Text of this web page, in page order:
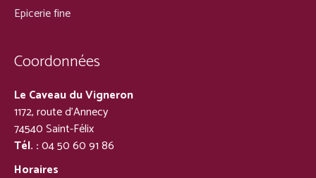
Epicerie fine
Coordonnées
Le Caveau du Vigneron
1172, route d’Annecy
74540 Saint-Félix
Tél. :04 50 60 91 86
Horaires